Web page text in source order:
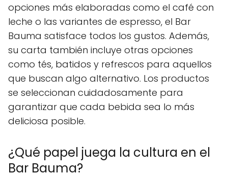
opciones más elaboradas como el café con
leche o las variantes de espresso, el Bar
Bauma satisface todos los gustos. Además,
su carta también incluye otras opciones
como tés, batidos y refrescos para aquellos
que buscan algo alternativo. Los productos
se seleccionan cuidadosamente para
garantizar que cada bebida sea lo más
deliciosa posible.
¿Qué papel juega la cultura en el
Bar Bauma?